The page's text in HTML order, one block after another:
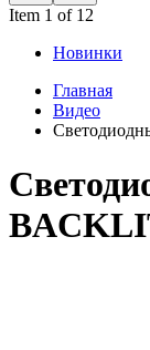
Item 1 of 12
Новинки
Главная
Видео